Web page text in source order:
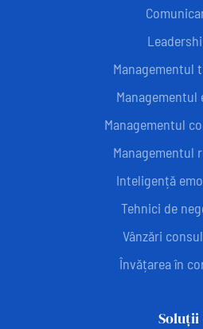
Managementul
Managementul
Managementul
Managementul
Inteligență
Tehnici de
Vânzări
Învățarea în
Soluții